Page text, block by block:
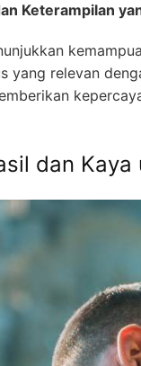
Keterampilan
yang relevan
dan Kaya